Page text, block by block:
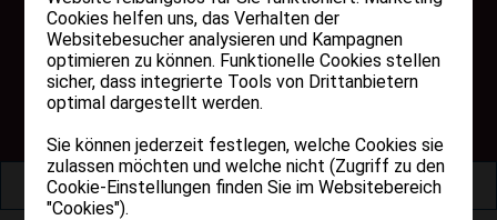
IMMER EINEN SCHRITT
VORAUS
Entdecken Sie als
Verkaufs- und Mietobjekte
BLOG
Home
Filter anzeigen
Cookies helfen uns, das Verhalten der
Websitebesucher analysieren und Kampagnen
optimieren zu können. Funktionelle Cookies stellen
sicher, dass integrierte Tools von Drittanbietern
optimal dargestellt werden.
Sie können jederzeit festlegen, welche Cookies sie
zulassen möchten und welche nicht (Zugriff zu den
Cookie-Einstellungen finden Sie im Websitebereich
"Cookies").